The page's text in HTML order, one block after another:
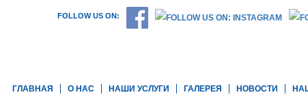
FOLLOW US ON:
ГЛАВНАЯ О НАС НАШИ УСЛУГИ ГАЛЕРЕЯ НОВОСТИ